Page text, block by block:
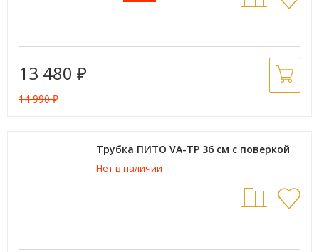
13 480 ₽
14 990₽
Трубка ПИТО VA-TP 36 см с поверкой
Нет в наличии